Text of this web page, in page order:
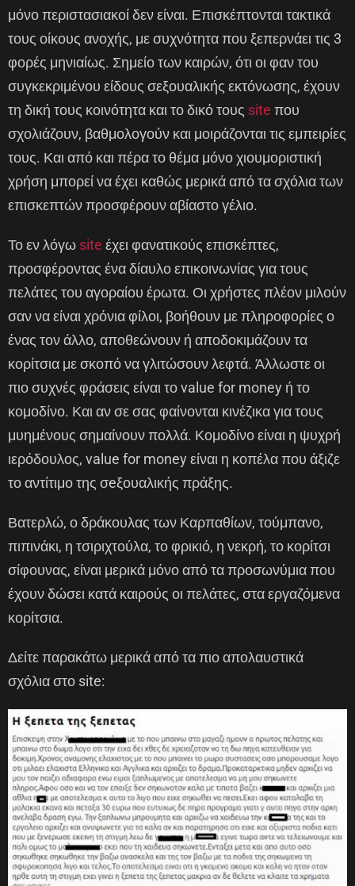
μόνο περιστασιακοί δεν είναι. Επισκέπτονται τακτικά
τους οίκους ανοχής, με συχνότητα που ξεπερνάει τις 3
φορές μηνιαίως. Σημείο των καιρών, ότι οι φαν του
συγκεκριμένου είδους σεξουαλικής εκτόνωσης, έχουν
τη δική τους κοινότητα και το δικό τους site που
σχολιάζουν, βαθμολογούν και μοιράζονται τις εμπειρίες
τους. Και από και πέρα το θέμα μόνο χιουμοριστική
χρήση μπορεί να έχει καθώς μερικά από τα σχόλια των
επισκεπτών προσφέρουν αβίαστο γέλιο.
Το εν λόγω site έχει φανατικούς επισκέπτες,
προσφέροντας ένα δίαυλο επικοινωνίας για τους
πελάτες του αγοραίου έρωτα. Οι χρήστες πλέον μιλούν
σαν να είναι χρόνια φίλοι, βοήθουν με πληροφορίες ο
ένας τον άλλο, αποθεώνουν ή αποδοκιμάζουν τα
κορίτσια με σκοπό να γλιτώσουν λεφτά. Άλλωστε οι
πιο συχνές φράσεις είναι το value for money ή το
κομοδίνο. Και αν σε σας φαίνονται κινέζικα για τους
μυημένους σημαίνουν πολλά. Κομοδίνο είναι η ψυχρή
ιερόδουλος, value for money είναι η κοπέλα που άξιζε
το αντίτιμο της σeξουαλικής πράξης.
Βατερλώ, ο δράκουλας των Καρπαθίων, τούμπανο,
πιπινάκι, η τσιριχτούλα, το φρικιό, η νεκρή, το κορίτσι
σίφουνας, είναι μερικά μόνο από τα προσωνύμια που
έχουν δώσει κατά καιρούς οι πελάτες, στα εργαζόμενα
κορίτσια.
Δείτε παρακάτω μερικά από τα πιο απολαυστικά
σχόλια στο site: